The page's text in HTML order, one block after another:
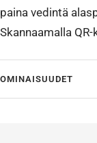
paina vedintä
Skannaamalla
OMINAISUUDET